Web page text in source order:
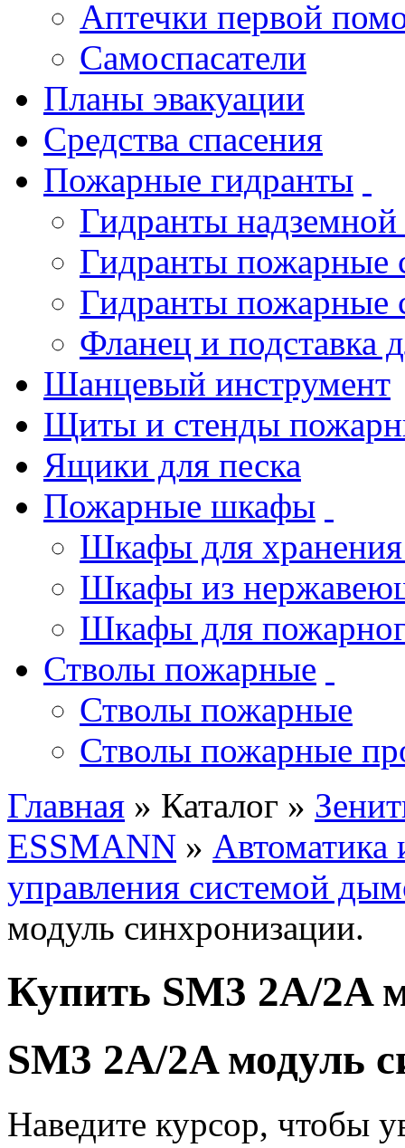
Аптечки первой
Самоспасатели
Планы эвакуации
Средства спасения
Пожарные гидранты
Гидранты
Гидранты пожарные
Гидранты пожарные
Фланец и подставка
Шанцевый инструмент
Щиты и стенды
Ящики для песка
Пожарные шкафы
Шкафы для хранения
Шкафы из
Шкафы для
Стволы пожарные
Стволы пожарные
Стволы пожарные
Главная » Каталог »
ESSMANN » Автоматика
управления системой
модуль синхронизации.
Купить SM3 2A/2A
SM3 2A/2A модуль
Наведите курсор, чтобы